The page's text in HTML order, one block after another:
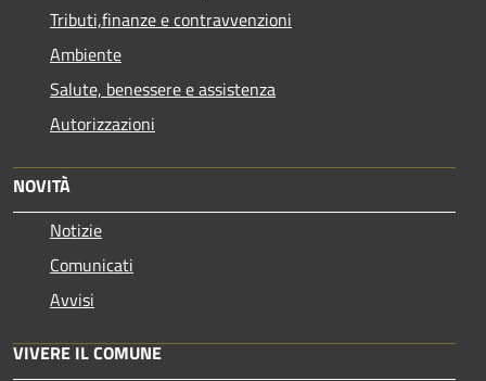
Tributi,finanze e contravvenzioni
Ambiente
Salute, benessere e assistenza
Autorizzazioni
NOVITÀ
Notizie
Comunicati
Avvisi
VIVERE IL COMUNE